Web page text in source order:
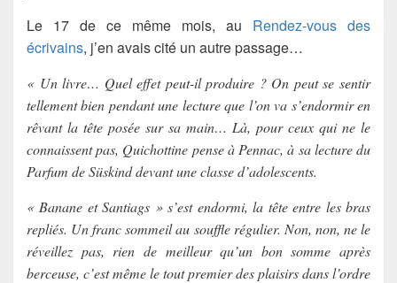
Le 17 de ce même mois, au Rendez-vous des
écrivains, j’en avais cité un autre passage…
« Un livre… Quel effet peut-il produire ? On peut se sentir
tellement bien pendant une lecture que l’on va s’endormir en
rêvant la tête posée sur sa main… Là, pour ceux qui ne le
connaissent pas, Quichottine pense à Pennac, à sa lecture du
Parfum de Süskind devant une classe d’adolescents.
« Banane et Santiags » s’est endormi, la tête entre les bras
repliés. Un franc sommeil au souffle régulier. Non, non, ne le
réveillez pas, rien de meilleur qu’un bon somme après
berceuse, c’est même le tout premier des plaisirs dans l’ordre